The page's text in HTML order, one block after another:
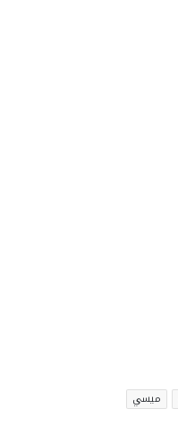
ميسي